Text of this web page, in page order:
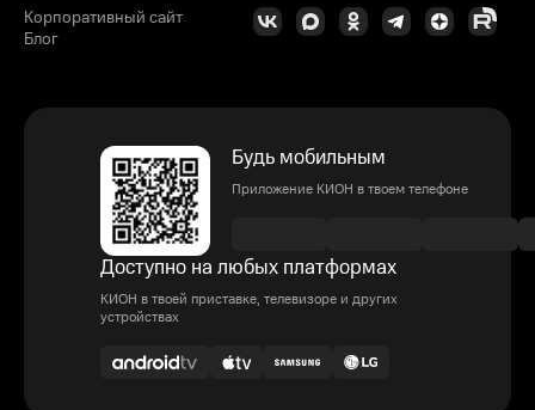
Корпоративный сайт
Блог
Будь мобильным
Приложение КИОН в твоем телефоне
Доступно на любых платформах
КИОН в твоей приставке, телевизоре и других
устройствах